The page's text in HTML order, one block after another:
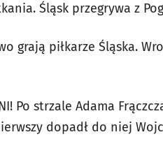
Śląsk przegrywa z
grają piłkarze Śląska.
Po strzale Adama
dopadł do niej